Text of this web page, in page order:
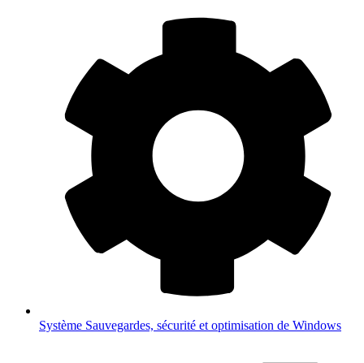
Système Sauvegardes, sécurité et optimisation de Windows